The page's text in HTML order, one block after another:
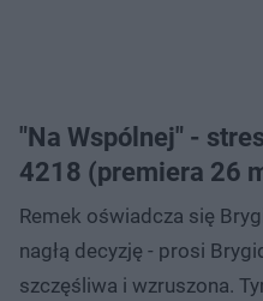
"Na Wspólnej" -
4218 (premiera 26
Remek oświadcza się
nagłą decyzję - prosi
szczęśliwa i wzruszona.